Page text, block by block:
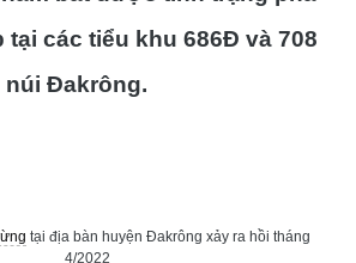
tại các tiểu khu 686Đ và 708
Đakrông.
tại địa bàn huyện Đakrông xảy ra hồi tháng
4/2022